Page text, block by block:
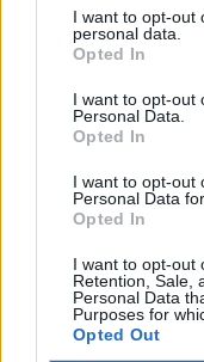
I want to opt-out
personal data.
Opted In
I want to opt-out
Personal Data.
Opted In
I want to opt-out
Personal Data
Opted In
I want to opt-out
Retention, Sale,
Personal Data
Purposes for
Opted Out
kemperiais.
stovyklavietėje
prie upės, jau
maudykla. Taip
Idėjų ateičiai
Kostas
mama jam
maitinimo